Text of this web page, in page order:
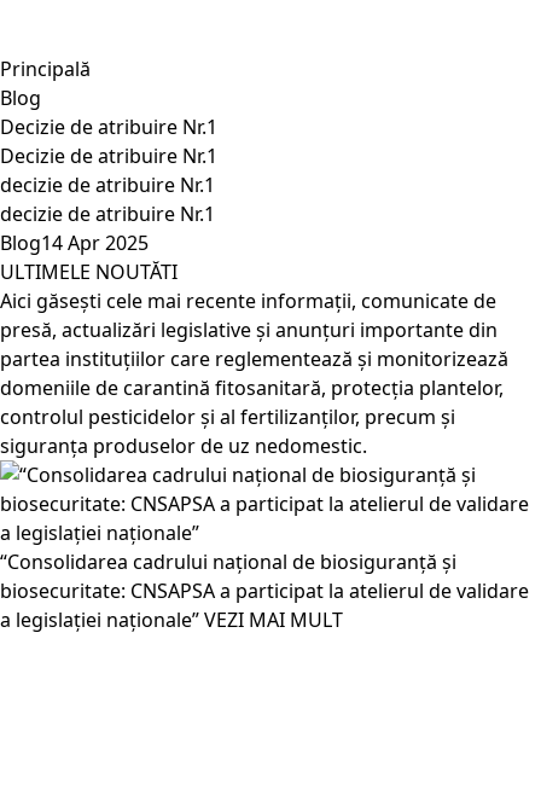
Principală
Blog
Decizie de atribuire Nr.1
Decizie de atribuire Nr.1
decizie de atribuire Nr.1
decizie de atribuire Nr.1
Blog14 Apr 2025
ULTIMELE NOUTĂTI
Aici găsești cele mai recente informații, comunicate de
presă, actualizări legislative și anunțuri importante din
partea instituțiilor care reglementează și monitorizează
domeniile de carantină fitosanitară, protecția plantelor,
controlul pesticidelor și al fertilizanților, precum și
siguranța produselor de uz nedomestic.
“Consolidarea cadrului național de biosiguranță și
biosecuritate: CNSAPSA a participat la atelierul de validare
a legislației naționale”VEZI MAI MULT